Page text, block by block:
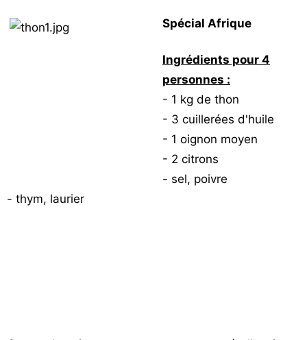
Spécial Afrique
Ingrédients pour 4
personnes :
- 1 kg de thon
- 3 cuillerées d'huile
- 1 oignon moyen
- 2 citrons
- sel, poivre
- thym, laurier